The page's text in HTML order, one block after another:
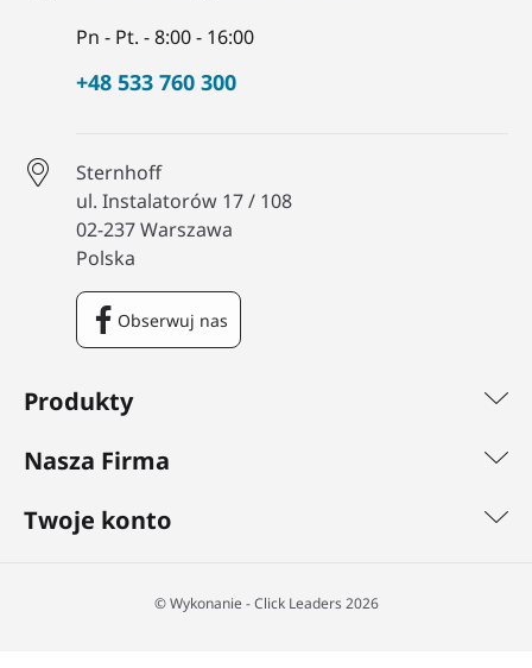
Produkty
Nasza Firma
Twoje konto
Pn - Pt. - 8:00 - 16:00
+48 533 760 300
Sternhoff
ul. Instalatorów 17 / 108
02-237 Warszawa
Polska
Obserwuj nas
Facebook
©️ Wykonanie - Click Leaders 2026